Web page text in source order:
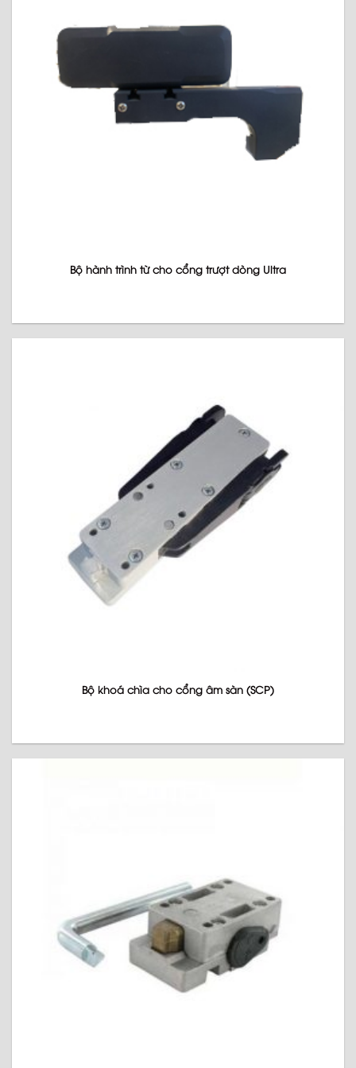
Bộ hành trình từ cho cổng trượt dòng Ultra
Bộ khoá chìa cho cổng âm sàn (SCP)